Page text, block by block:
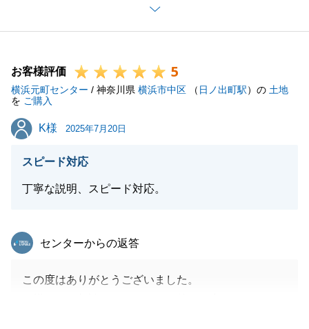
お客様評価
5
横浜元町センター / 神奈川県 横浜市中区 （ 日ノ出町駅）の 土地
を ご購入
K様
K様 2025年7月20日
スピード対応
丁寧な説明、スピード対応。
東急リバブル
センターからの返答
この度はありがとうございました。